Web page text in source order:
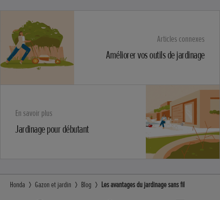
Articles connexes
Améliorer vos outils de jardinage
En savoir plus
Jardinage pour débutant
Honda Gazon et jardin Blog Les avantages du jardinage sans fil